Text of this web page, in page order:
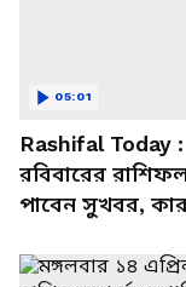
Rashifal Today :
রবিবারের
পাবেন সুখবর,
বিশদে
05:01